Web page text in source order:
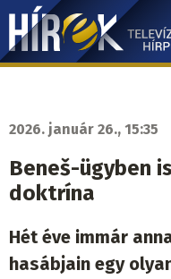
Ugrás
tartalomra
Hírek.sk
navigáció
2026. január 26., 15:35
Beneš-ügyben
doktrína
Hét éve immár
hasábjain egy